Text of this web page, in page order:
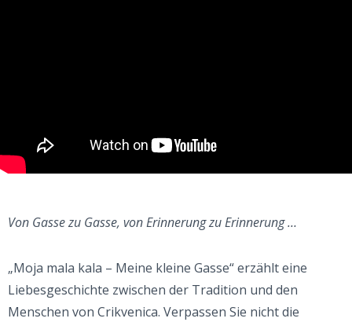
Von Gasse zu Gasse, von Erinnerung zu Erinnerung …
„Moja mala kala – Meine kleine Gasse“ erzählt eine
Liebesgeschichte zwischen der Tradition und den
Menschen von Crikvenica. Verpassen Sie nicht die